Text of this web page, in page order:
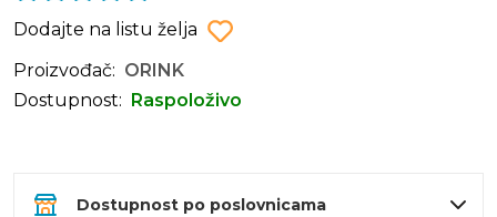
Dodajte na listu želja
Proizvođač: ORINK
Dostupnost:
Raspoloživo
Dostupnost po poslovnicama